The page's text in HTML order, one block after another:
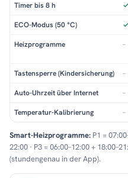
Timer bis 8 h ✓
ECO-Modus (50 °C) ✓
Heizprogramme –
Tastensperre (Kindersicherung) –
Auto-Uhrzeit über Internet –
Temperatur-Kalibrierung –
Smart-Heizprogramme: P1 =
22:00 · P3 = 06:00–12:00 +
(stundengenau in der App).